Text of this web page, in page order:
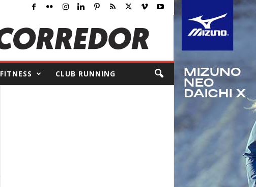
FITNESS CLUB RUNNING